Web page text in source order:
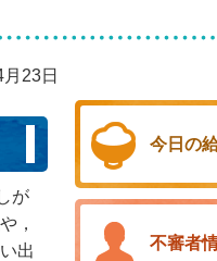
23日
が
，
出
今日の
不審者